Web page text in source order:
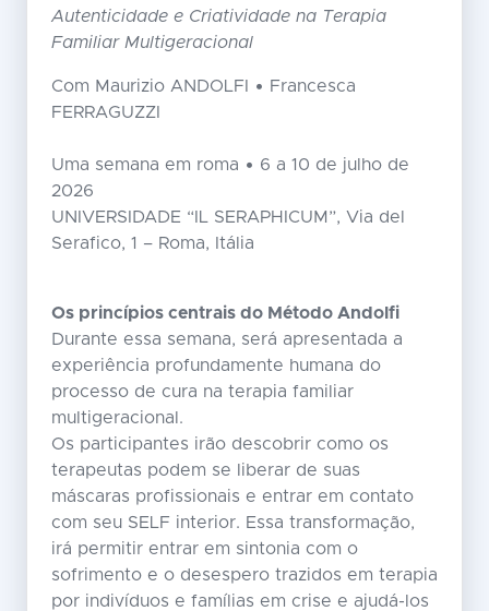
Autenticidade e Criatividade na Terapia
Familiar Multigeracional
Com Maurizio ANDOLFI • Francesca
FERRAGUZZI
Uma semana em roma • 6 a 10 de julho de
2026
UNIVERSIDADE “IL SERAPHICUM”, Via del
Serafico, 1 – Roma, Itália
Os princípios centrais do Método Andolfi
Durante essa semana, será apresentada a
experiência profundamente humana do
processo de cura na terapia familiar
multigeracional.
Os participantes irão descobrir como os
terapeutas podem se liberar de suas
máscaras profissionais e entrar em contato
com seu SELF interior. Essa transformação,
irá permitir entrar em sintonia com o
sofrimento e o desespero trazidos em terapia
por indivíduos e famílias em crise e ajudá-los